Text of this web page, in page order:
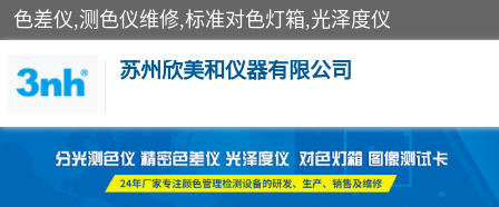
色差仪,测色仪维修,标准对色灯箱,光泽度仪
苏州欣美和仪器有限公司
3nh色差仪